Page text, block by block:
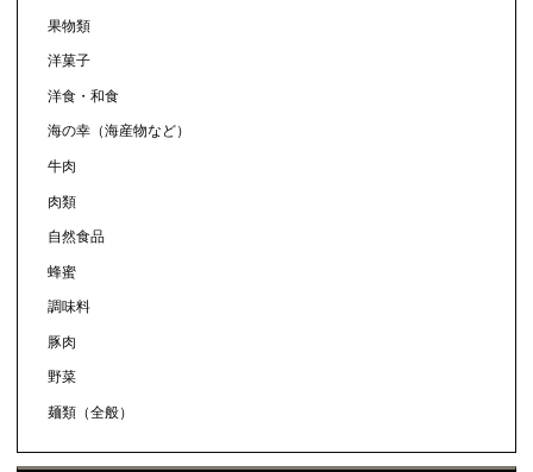
果物類
洋菓子
洋食・和食
海の幸（海産物など）
牛肉
肉類
自然食品
蜂蜜
調味料
豚肉
野菜
麺類（全般）